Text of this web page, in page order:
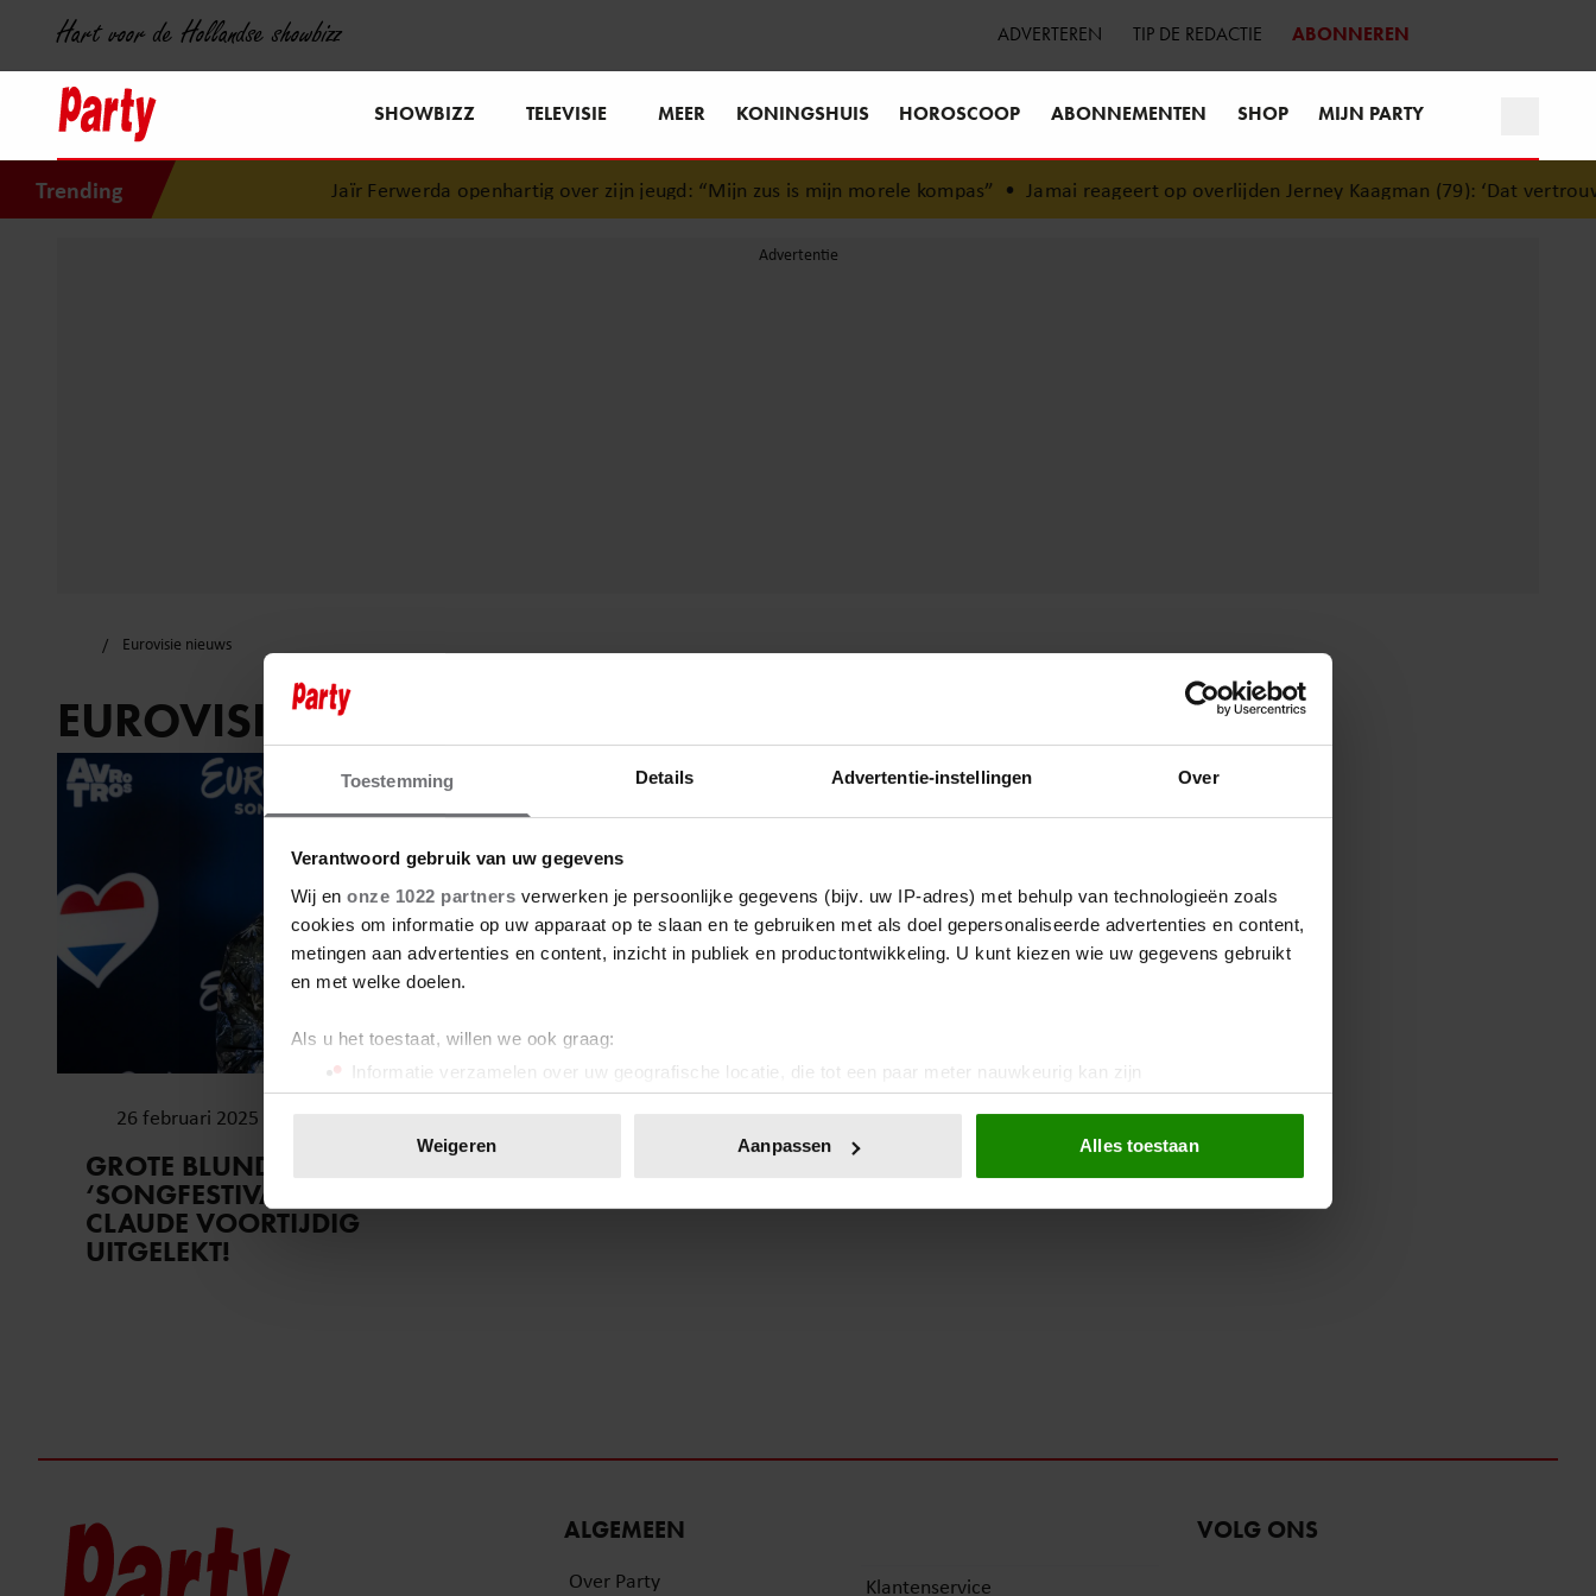
Toestemming Details Advertentie-instellingen Over
Verantwoord gebruik van uw gegevens
Wij en onze 1022 partners verwerken je persoonlijke gegevens (bijv. uw IP-adres) met behulp van technologieën zoals
cookies om informatie op uw apparaat op te slaan en te gebruiken met als doel gepersonaliseerde advertenties en content,
metingen aan advertenties en content, inzicht in publiek en productontwikkeling. U kunt kiezen wie uw gegevens gebruikt
en met welke doelen.
Als u het toestaat, willen we ook graag:
Informatie verzamelen over uw geografische locatie, die tot een paar meter nauwkeurig kan zijn
Uw apparaat identificeren door het actief te scannen op specifieke eigenschappen (fingerprinting)
toestemming op elk moment wijzigen of intrekken in de Cookieverklaring.
We gebruiken cookies om content en advertenties te personaliseren, om functies voor social media te bieden en om ons
Weigeren Aanpassen Alles toestaan
Hart voor de Hollandse showbizz ADVERTEREN TIP DE REDACTIE ABONNEREN
SHOWBIZZ TELEVISIE MEER KONINGSHUIS HOROSCOOP ABONNEMENTEN SHOP MIJN PARTY
Trending Jaïr Ferwerda openhartig over zijn jeugd: “Mijn zus is mijn morele kompas”• Jamai reageert op overlijden Jerney Kaagman (79): ‘Dat
Eurovisie nieuws
EUROVISIE NIEUWS
26 februari 2025
GROTE BLUNDER:
‘SONGFESTIVAL’-NUMMER VAN
CLAUDE VOORTIJDIG
UITGELEKT!
ALGEMEEN
Over Party Klantenservice
VOLG ONS